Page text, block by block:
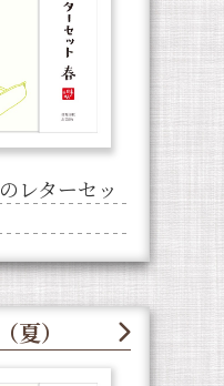
レターセッ
夏）